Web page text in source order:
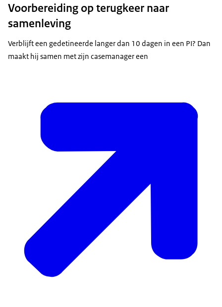
Voorbereiding op terugkeer naar
samenleving
Verblijft een gedetineerde langer dan 10 dagen in een PI? Dan
maakt hij samen met zijn casemanager een